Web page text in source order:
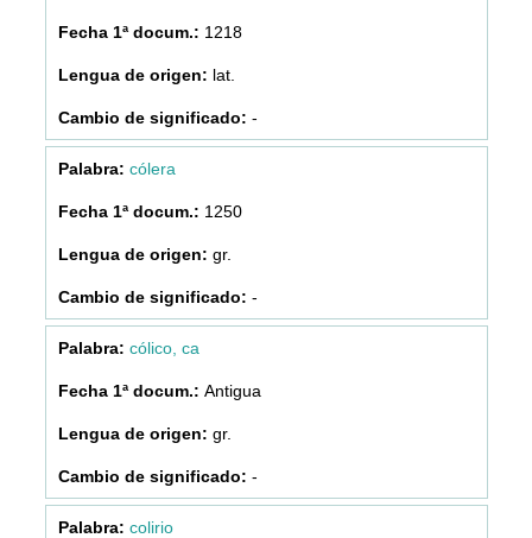
1218
lat.
-
cólera
1250
gr.
-
cólico, ca
Antigua
gr.
-
colirio